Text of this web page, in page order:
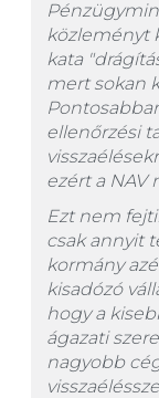
közleményt
kata
mert sokan
ellenőrzési
ezért a NAV
Ezt nem
csak annyit
kormány
kisadózó
hogy a
ágazati
nagyobb